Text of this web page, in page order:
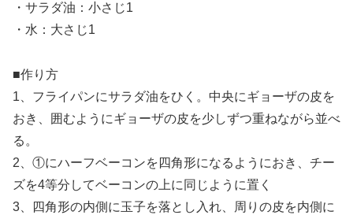
・サラダ油：小さじ1
・水：大さじ1
■作り方
1、フライパンにサラダ油をひく。中央にギョーザの皮を
おき、囲むようにギョーザの皮を少しずつ重ねながら並べ
る。
2、①にハーフベーコンを四角形になるようにおき、チー
ズを4等分してベーコンの上に同じように置く
3、四角形の内側に玉子を落とし入れ、周りの皮を内側に